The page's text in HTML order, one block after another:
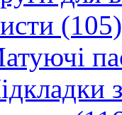
(105)